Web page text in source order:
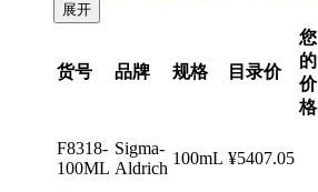
展开
货号 品牌 规格 目录价
您
的
价
格
F8318-
100ML
Sigma-
Aldrich
100mL ¥5407.05